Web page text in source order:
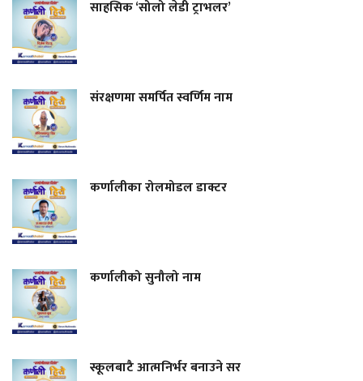
साहसिक ‘सोलो लेडी ट्राभलर’
संरक्षणमा समर्पित स्वर्णिम नाम
कर्णालीका रोलमोडल डाक्टर
कर्णालीको सुनौलो नाम
स्कूलबाटै आत्मनिर्भर बनाउने सर